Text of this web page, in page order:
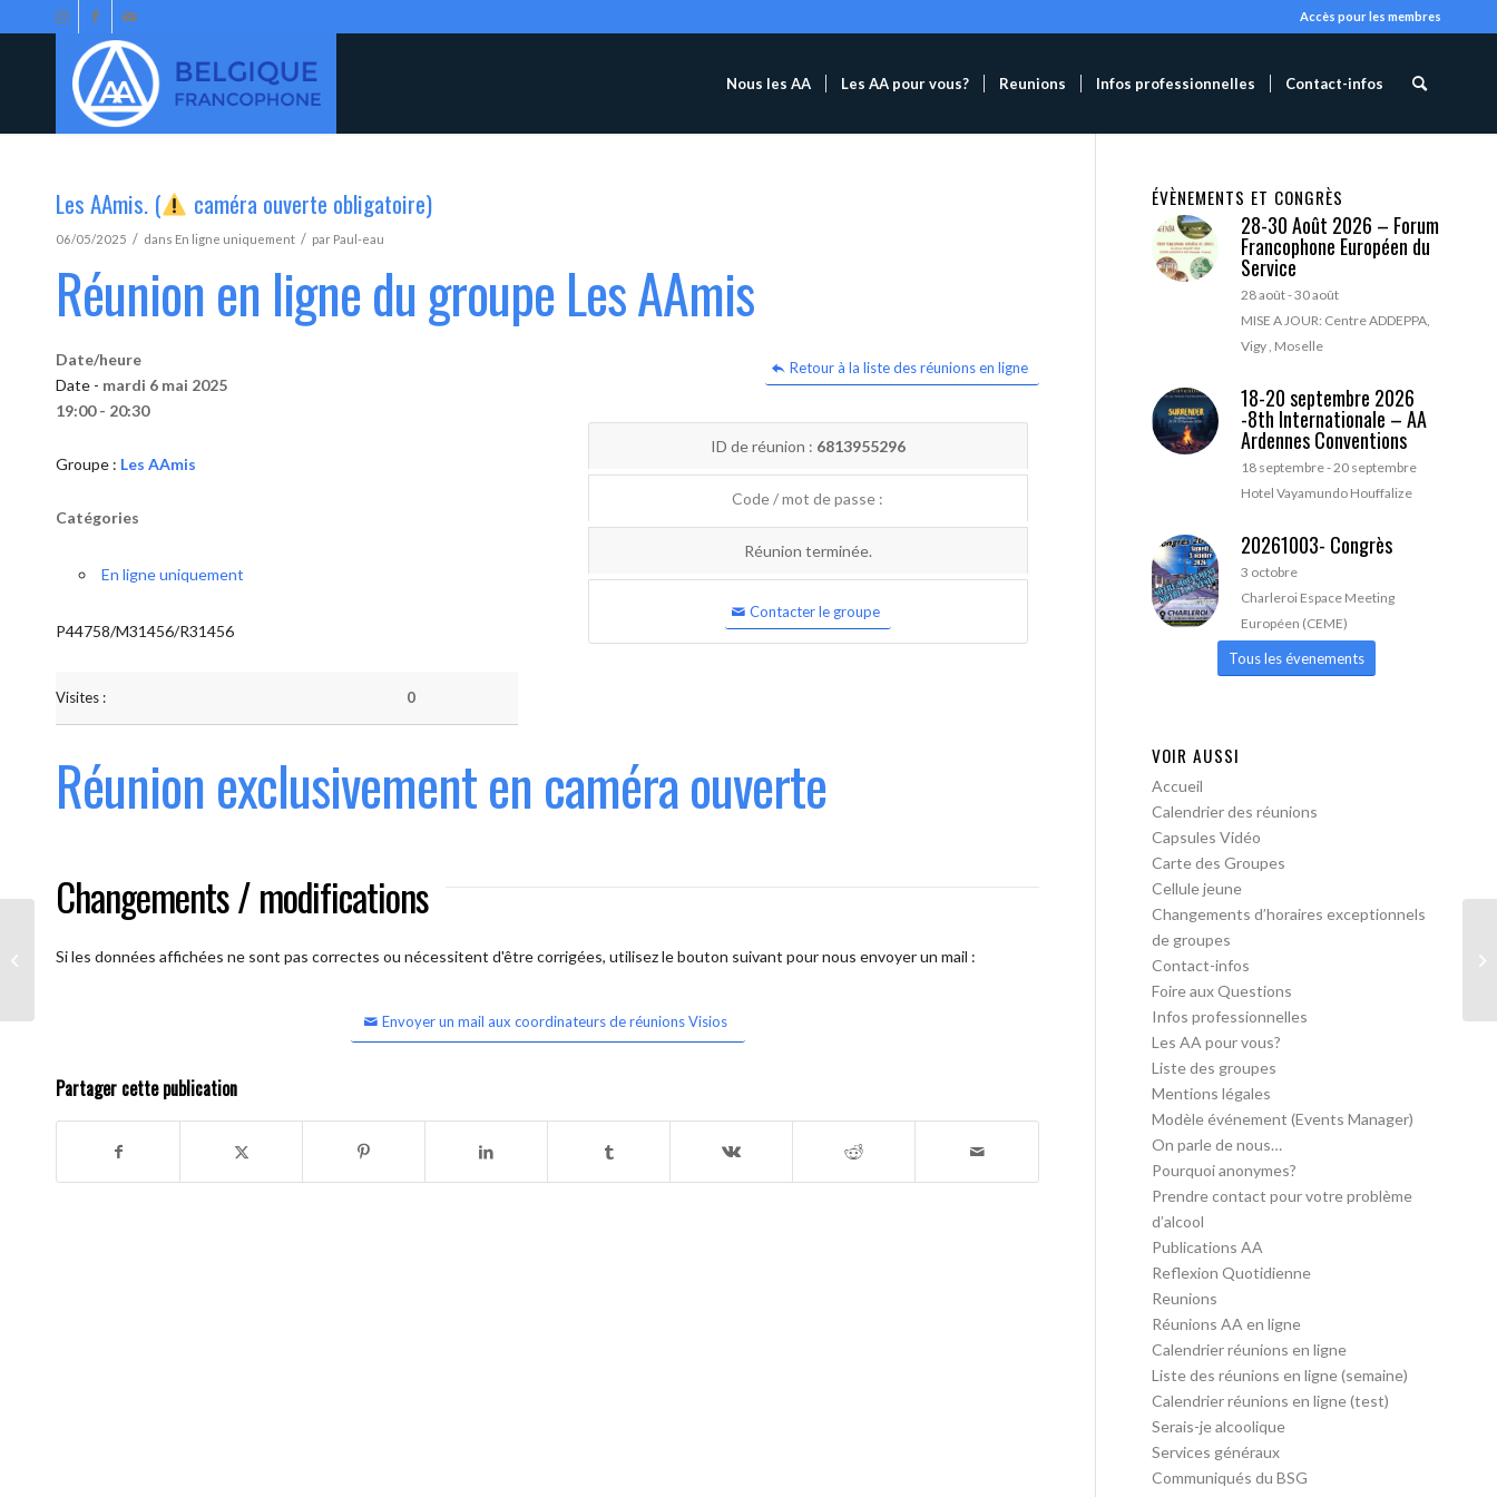
Accès pour les membres
Nous les AA Les AA pour vous? Reunions Infos professionnelles Contact-infos
Les AAmis. ( caméra ouverte obligatoire)
06/05/2025 / dans En ligne uniquement / par Paul-eau
Réunion en ligne du groupe Les AAmis
Retour à la liste des réunions en ligne
Date/heure
Date - mardi 6 mai 2025
19:00 - 20:30
Groupe : Les AAmis
Catégories
En ligne uniquement
P44758/M31456/R31456
Visites : 0
ID de réunion : 6813955296
Code / mot de passe :
Réunion terminée.
Contacter le groupe
Réunion exclusivement en caméra ouverte
Changements / modifications
Si les données affichées ne sont pas correctes ou nécessitent d'être corrigées, utilisez le bouton suivant pour nous envoyer un mail :
Envoyer un mail aux coordinateurs de réunions Visios
Partager cette publication
ÉVÈNEMENTS ET CONGRÈS
28-30 Août 2026 – Forum
Francophone Européen du
Service
28 août-30 août
MISE A JOUR: Centre ADDEPPA,
Vigy , Moselle
18-20 septembre 2026
-8th Internationale – AA
Ardennes Conventions
18 septembre-20 septembre
Hotel Vayamundo Houffalize
20261003- Congrès
3 octobre
Charleroi Espace Meeting
Européen (CEME)
Tous les évenements
VOIR AUSSI
Accueil
Calendrier des réunions
Capsules Vidéo
Carte des Groupes
Cellule jeune
Changements d’horaires exceptionnels
de groupes
Contact-infos
Foire aux Questions
Infos professionnelles
Les AA pour vous?
Liste des groupes
Mentions légales
Modèle événement (Events Manager)
On parle de nous…
Pourquoi anonymes?
Prendre contact pour votre problème
d’alcool
Publications AA
Reflexion Quotidienne
Reunions
Réunions AA en ligne
Calendrier réunions en ligne
Liste des réunions en ligne (semaine)
Calendrier réunions en ligne (test)
Serais-je alcoolique
Services généraux
Communiqués du BSG
Les AAmis. (
caméra ouverte